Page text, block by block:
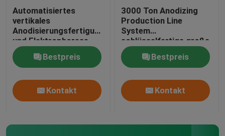
Automatisiertes
vertikales
Anodisierungsfertigungsstraße-
und Elektrophorese-
System
Bestpreis
Kontakt
3000 Ton Anodizing
Production Line
System
schlüsselfertige große
Kapazität
Bestpreis
Kontakt